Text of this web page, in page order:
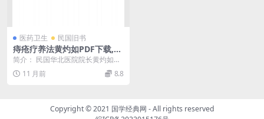
医药卫生 民国旧书
痔疮疗养法黄灼如PDF下载,痔
疮治疗研究
简介： 民国华北医院院长黄灼如所
著《痔疮疗养法》，从痔疮的治病
原因分析治疗及预防...
11 月前 8.8
Copyright © 2021 国学经典网 - All rights reserved